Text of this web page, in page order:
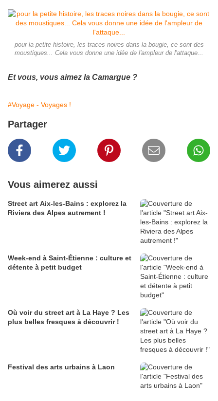
pour la petite histoire, les traces noires dans la bougie, ce sont des
moustiques... Cela vous donne une idée de l'ampleur de l'attaque...
Et vous, vous aimez la Camargue ?
#Voyage - Voyages !
Partager
Vous aimerez aussi
Street art Aix-les-Bains : explorez la
Riviera des Alpes autrement !
Week-end à Saint-Étienne : culture et
détente à petit budget
Où voir du street art à La Haye ? Les
plus belles fresques à découvrir !
Festival des arts urbains à Laon